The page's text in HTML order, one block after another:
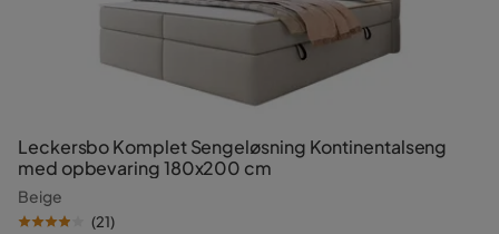
Leckersbo Komplet Sengeløsning Kontinentalseng
med opbevaring 180x200 cm
Beige
(21)